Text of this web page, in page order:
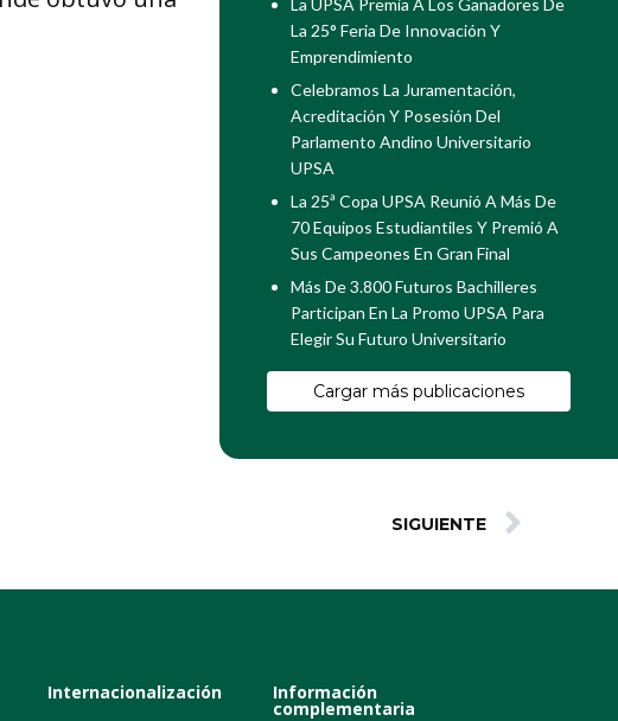
La UPSA Premia A Los Ganadores De
La 25° Feria De Innovación Y
Emprendimiento
Celebramos La Juramentación,
Acreditación Y Posesión Del
Parlamento Andino Universitario
UPSA
La 25ª Copa UPSA Reunió A Más De
70 Equipos Estudiantiles Y Premió A
Sus Campeones En Gran Final
Más De 3.800 Futuros Bachilleres
Participan En La Promo UPSA Para
Elegir Su Futuro Universitario
Cargar más publicaciones
SIGUIENTE
Internacionalización Información
complementaria